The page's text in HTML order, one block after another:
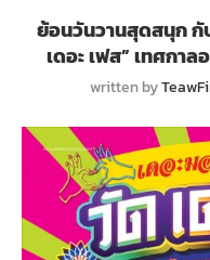
ย้อนวันวานสุดสนุก กั
เดอะ เฟส” เทศกาล
written by